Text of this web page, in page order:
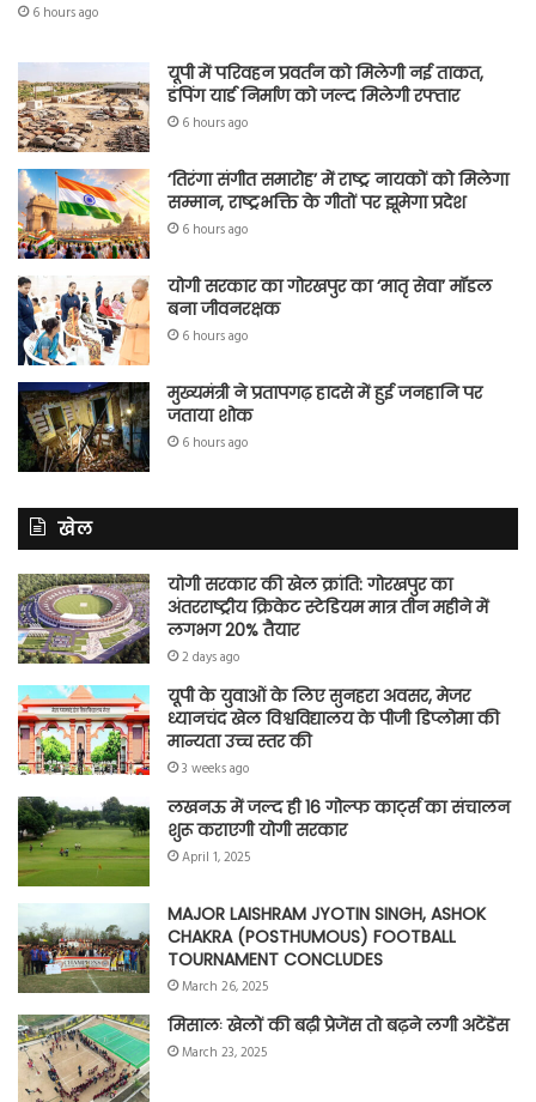
6 hours ago
यूपी में परिवहन प्रवर्तन को मिलेगी नई ताकत,
डंपिंग यार्ड निर्माण को जल्द मिलेगी रफ्तार
6 hours ago
‘तिरंगा संगीत समारोह’ में राष्ट्र नायकों को मिलेगा
सम्मान, राष्ट्रभक्ति के गीतों पर झूमेगा प्रदेश
6 hours ago
योगी सरकार का गोरखपुर का ‘मातृ सेवा’ मॉडल
बना जीवनरक्षक
6 hours ago
मुख्यमंत्री ने प्रतापगढ़ हादसे में हुई जनहानि पर
जताया शोक
6 hours ago
खेल
योगी सरकार की खेल क्रांति: गोरखपुर का
अंतरराष्ट्रीय क्रिकेट स्टेडियम मात्र तीन महीने में
लगभग 20% तैयार
2 days ago
यूपी के युवाओं के लिए सुनहरा अवसर, मेजर
ध्यानचंद खेल विश्वविद्यालय के पीजी डिप्लोमा की
मान्यता उच्च स्तर की
3 weeks ago
लखनऊ में जल्द ही 16 गोल्फ कार्ट्स का संचालन
शुरू कराएगी योगी सरकार
April 1, 2025
MAJOR LAISHRAM JYOTIN SINGH, ASHOK
CHAKRA (POSTHUMOUS) FOOTBALL
TOURNAMENT CONCLUDES
March 26, 2025
मिसालः खेलों की बढ़ी प्रेजेंस तो बढ़ने लगी अटेंडेंस
March 23, 2025